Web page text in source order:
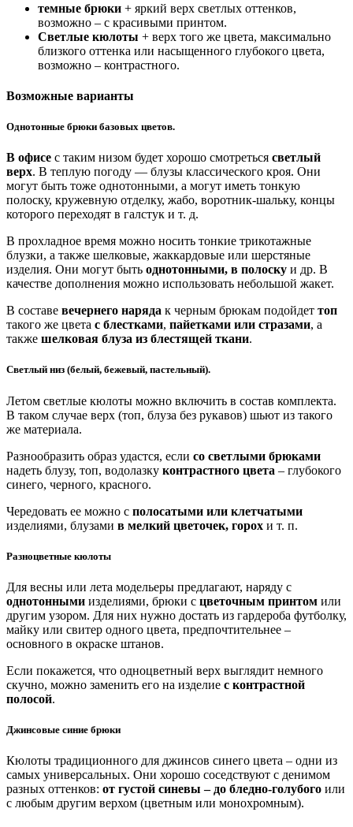
темные брюки + яркий верх светлых оттенков,
возможно – с красивыми принтом.
Светлые кюлоты + верх того же цвета, максимально
близкого оттенка или насыщенного глубокого цвета,
возможно – контрастного.
Возможные варианты
Однотонные брюки базовых цветов.
В офисе с таким низом будет хорошо смотреться светлый
верх. В теплую погоду — блузы классического кроя. Они
могут быть тоже однотонными, а могут иметь тонкую
полоску, кружевную отделку, жабо, воротник-шальку, концы
которого переходят в галстук и т. д.
В прохладное время можно носить тонкие трикотажные
блузки, а также шелковые, жаккардовые или шерстяные
изделия. Они могут быть однотонными, в полоску и др. В
качестве дополнения можно использовать небольшой жакет.
В составе вечернего наряда к черным брюкам подойдет топ
такого же цвета с блестками, пайетками или стразами, а
также шелковая блуза из блестящей ткани.
Светлый низ (белый, бежевый, пастельный).
Летом светлые кюлоты можно включить в состав комплекта.
В таком случае верх (топ, блуза без рукавов) шьют из такого
же материала.
Разнообразить образ удастся, если со светлыми брюками
надеть блузу, топ, водолазку контрастного цвета – глубокого
синего, черного, красного.
Чередовать ее можно с полосатыми или клетчатыми
изделиями, блузами в мелкий цветочек, горох и т. п.
Разноцветные кюлоты
Для весны или лета модельеры предлагают, наряду с
однотонными изделиями, брюки с цветочным принтом или
другим узором. Для них нужно достать из гардероба футболку,
майку или свитер одного цвета, предпочтительнее –
основного в окраске штанов.
Если покажется, что одноцветный верх выглядит немного
скучно, можно заменить его на изделие с контрастной
полосой.
Джинсовые синие брюки
Кюлоты традиционного для джинсов синего цвета – одни из
самых универсальных. Они хорошо соседствуют с денимом
разных оттенков: от густой синевы – до бледно-голубого или
с любым другим верхом (цветным или монохромным).